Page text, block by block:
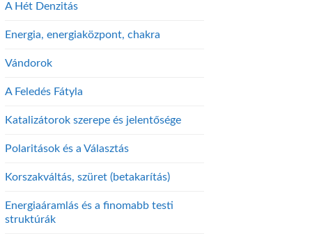
A Hét Denzitás
Energia, energiaközpont, chakra
Vándorok
A Feledés Fátyla
Katalizátorok szerepe és jelentősége
Polaritások és a Választás
Korszakváltás, szüret (betakarítás)
Energiaáramlás és a finomabb testi
struktúrák